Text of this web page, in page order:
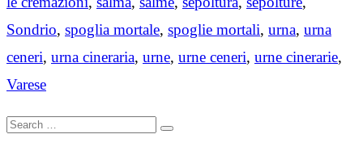
Sondrio, spoglia mortale, spoglie mortali, urna, urna
ceneri, urna cineraria, urne, urne ceneri, urne cinerarie,
Varese
Search
Search